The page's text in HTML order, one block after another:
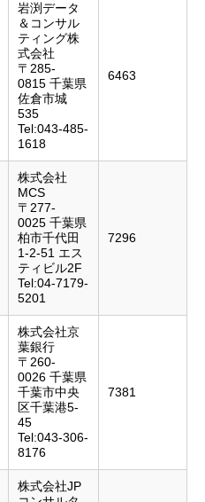
岩渕データ
＆コンサル
ティング株
式会社
〒285-
0815 千葉県
佐倉市城
535
Tel:043-485-
1618
6463
株式会社
MCS
〒277-
0025 千葉県
柏市千代田
1-2-51 エス
ティビル2F
Tel:04-7179-
5201
7296
株式会社京
葉銀行
〒260-
0026 千葉県
千葉市中央
区千葉港5-
45
Tel:043-306-
8176
7381
株式会社JP